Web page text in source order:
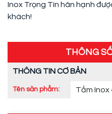
Inox Trọng Tín hân hạnh
khách!
THÔNG
THÔNG TIN CƠ BẢN
Tên sản phẩm: Tấm Inox